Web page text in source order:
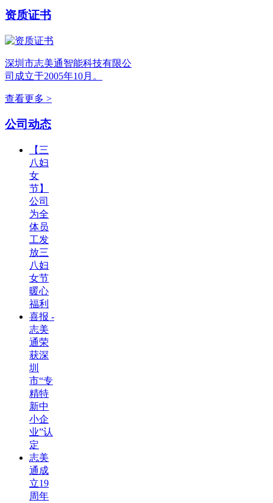
资质证书
深圳市志美通智能科技有限公
司成立于2005年10月。
查看更多 >
公司动态
【三
八妇
女
节】
公司
为全
体员
工发
放三
八妇
女节
暖心
福利
喜报 -
志美
通荣
获深
圳
市“专
精特
新中
小企
业”认
定
志美
通成
立19
周年